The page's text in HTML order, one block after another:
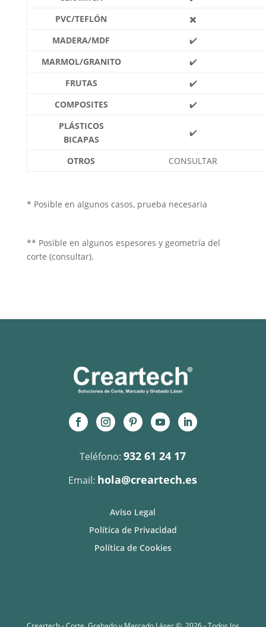
PVC/TEFLÓN
✖️
MADERA/MDF
✔️
MARMOL/GRANITO
✔️
FRUTAS
✔️
COMPOSITES
✔️
PLÁSTICOS
BICAPAS
✔️
OTROS CONSULTAR
* Posible en algunos casos, prueba necesaria
** Posible en algunos espesores y geometría del
corte (consultar).
Teléfono:932 61 24 17
Email: hola@creartech.es
Aviso Legal
Política de Privacidad
Política de Cookies